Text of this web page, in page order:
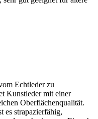
Echtleder zu
Kunstleder mit einer
Oberflächenqualität.
strapazierfähig,